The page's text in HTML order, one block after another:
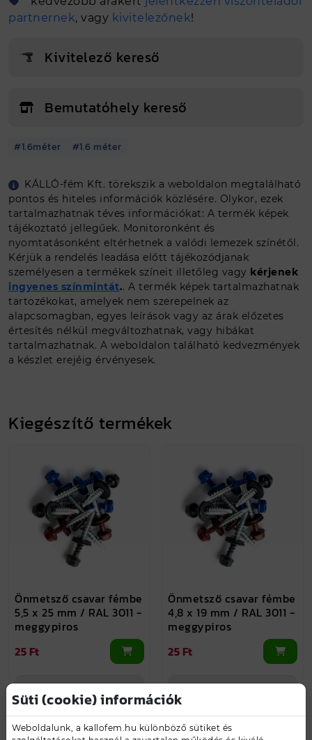
partnernek, vagy kivitelezőnek!
Kivitelező kereső
Bemutatóhely kereső
Ajánlat kérés
#1.6méter #1.6 méter
KÁLLÓ-fém Kft. törekszik a weboldalon megtalálható
pontos és hiteles információk közlésére. Olykor, ezek
tartalmazhatnak téves információkat: A termék képek
tájékoztató jellegűek. Monitoronként és
nyomtatásonként eltérhetnek a valódi lemezek színétől.
Kérjük a rendelés leadása előtt tájékozódjanak
személyesen a termékek színeit illetőleg vagy kérjenek
ingyenes színmintát.. A termék képek tartalmazhatnak
tartozékokat, amelyek nem szerepelnek az
alapcsomagban, egyes leírások vagy az árak előzetes
értesítés nélkül megváltozhatnak, vagy hibákat
tartalmazhatnak. A weboldalon található kedvezmények
a készlet erejéig érvényesek.
Kiegészítő termékek
Önmetsző csavar fémbe
5,5 x 25 mm / RAL 3011 -
meggypiros
25 Ft
Önmetsző csavar fémbe
4,8 x 19 mm / RAL 3011 -
meggypiros
25 Ft
Süti (cookie) információk
Weboldalunk, a kallofem.hu különböző sütiket és